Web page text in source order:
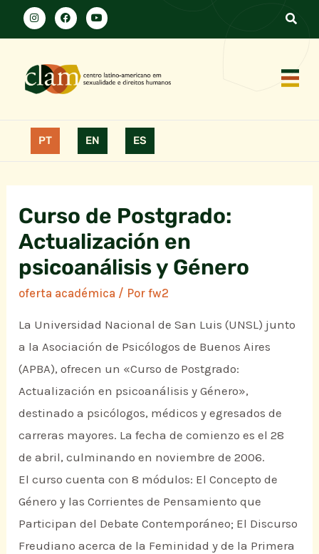
PT EN ES
Curso de Postgrado:
Actualización en
psicoanálisis y Género
oferta académica / Porfw2
La Universidad Nacional de San Luis (UNSL) junto
a la Asociación de Psicólogos de Buenos Aires
(APBA), ofrecen un «Curso de Postgrado:
Actualización en psicoanálisis y Género»,
destinado a psicólogos, médicos y egresados de
carreras mayores. La fecha de comienzo es el 28
de abril, culminando en noviembre de 2006.
El curso cuenta con 8 módulos: El Concepto de
Género y las Corrientes de Pensamiento que
Participan del Debate Contemporáneo; El Discurso
Freudiano acerca de la Feminidad y de la Primera